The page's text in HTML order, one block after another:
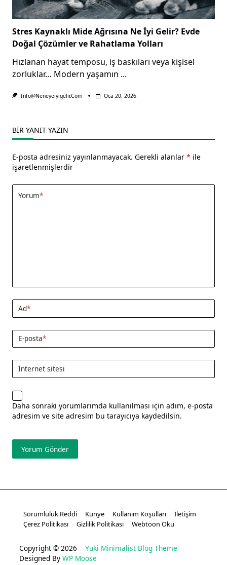
Stres Kaynaklı Mide Ağrısına Ne İyi Gelir? Evde
Doğal Çözümler ve Rahatlama Yolları
Hızlanan hayat temposu, iş baskıları veya kişisel
zorluklar… Modern yaşamın ...
Info@neneyeiyigelir.com Oca 20, 2026
BIR YANIT YAZIN
E-posta adresiniz yayınlanmayacak. Gerekli alanlar * ile
işaretlenmişlerdir
Yorum*
Ad*
E-posta*
İnternet sitesi
Daha sonraki yorumlarımda kullanılması için adım, e-posta
adresim ve site adresim bu tarayıcıya kaydedilsin.
Sorumluluk Reddi Künye Kullanım Koşulları
İletişim
Çerez Politikası
Gizlilik Politikası Webtoon Oku
Copyright © 2026 Yuki Minimalist Blog Theme
Designed By WP Moose